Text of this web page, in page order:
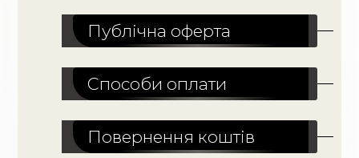
Публічна оферта
Способи оплати
Повернення коштів